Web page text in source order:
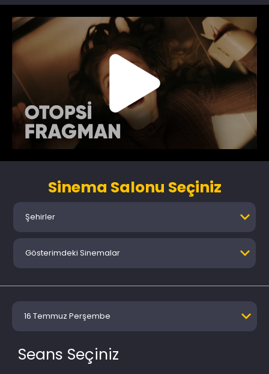
Sinema Salonu Seçiniz
Şehirler
Gösterimdeki Sinemalar
16 Temmuz Perşembe
Seans Seçiniz